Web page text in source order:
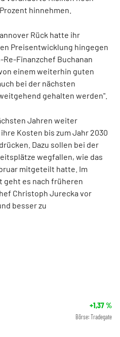
hinnehmen.
Rück hatte ihr
Preisentwicklung hingegen
Finanzchef Buchanan
einem weiterhin guten
bei der nächsten
gehalten werden".
Jahren weiter
Kosten bis zum Jahr 2030
Dazu sollen bei der
wegfallen, wie das
mitgeteilt hatte. Im
geht es nach früheren
Christoph Jurecka vor
besser zu
+1,37%
Börse: Tradegate